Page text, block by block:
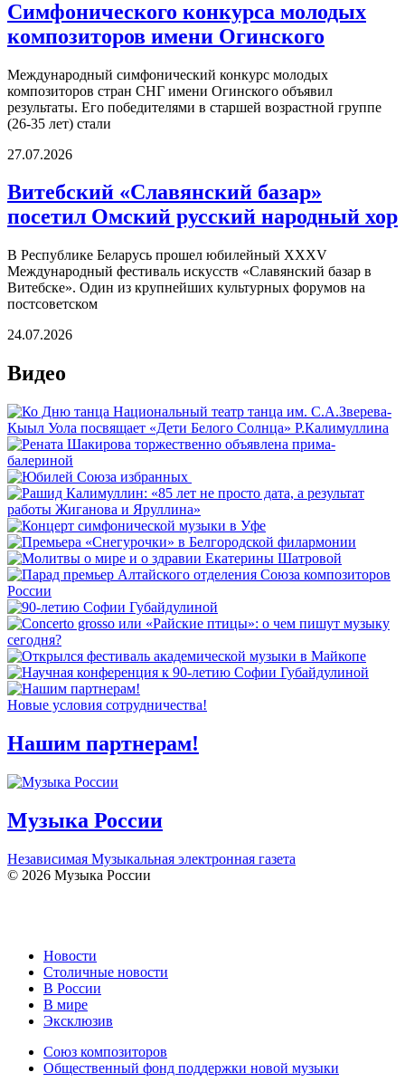
Симфонического конкурса молодых
композиторов имени Огинского
Международный симфонический конкурс молодых
композиторов стран СНГ имени Огинского объявил
результаты. Его победителями в старшей возрастной группе
(26-35 лет) стали
27.07.2026
Витебский «Славянский базар»
посетил Омский русский народный хор
В Республике Беларусь прошел юбилейный XXXV
Международный фестиваль искусств «Славянский базар в
Витебске». Один из крупнейших культурных форумов на
постсоветском
24.07.2026
Видео
Новые условия сотрудничества!
Нашим партнерам!
Музыка России
Независимая Музыкальная электронная газета
© 2026 Музыка России
Новости
Столичные новости
В России
В мире
Эксклюзив
Союз композиторов
Общественный фонд поддержки новой музыки